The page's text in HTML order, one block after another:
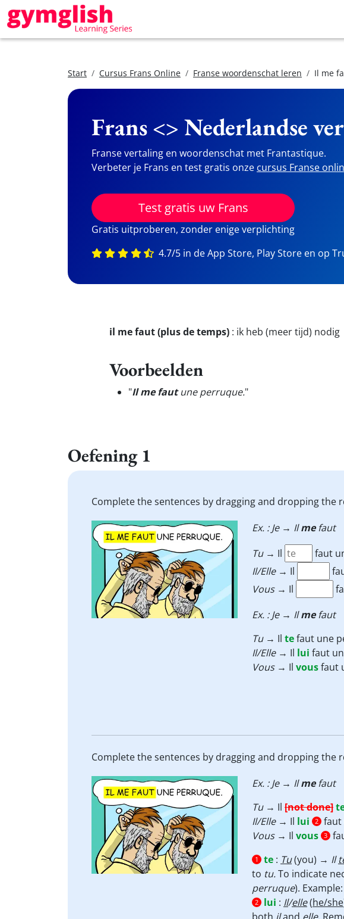
Start Cursus Frans Online Franse woordenschat leren Il me
Frans <> Nederlandse
Franse vertaling en woordenschat met Frantastique.
Verbeter je Frans en test gratis onze cursus Franse
Test gratis uw Frans
Gratis uitproberen, zonder enige verplichting
4.7/5 in de App Store, Play Store en op
il me faut (plus de temps) : ik heb (meer tijd) nodig
Voorbeelden
"Il me fautune perruque."
Oefening 1
Complete the sentences by dragging and dropping
Ex. : Je → Ilmefaut
Tu→ Il
faut
Il/Elle → Il
Vous→ Il
Ex. : Je → Ilmefaut
Tu→ Il tefaut une
Il/Elle → Il lui faut
Vous→ Il vousfaut
Complete the sentences by dragging and dropping
Ex. : Je → Ilmefaut
Tu→ Il [not done]
Il/Elle → Il lui 2 faut
Vous→ Il vous 3
1 te : Tu(you) → Il
to tu.To indicate
perruque). Example:
2 lui : Il/elle(he/she